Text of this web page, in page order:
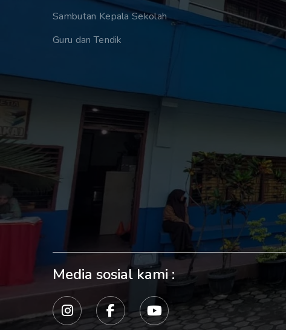
Sambutan Kepala Sekolah
Guru dan Tendik
Media sosial kami :